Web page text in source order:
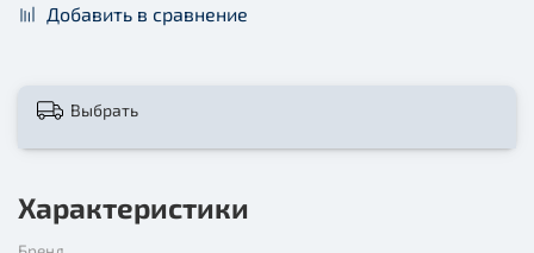
Добавить в сравнение
Выбрать
Характеристики